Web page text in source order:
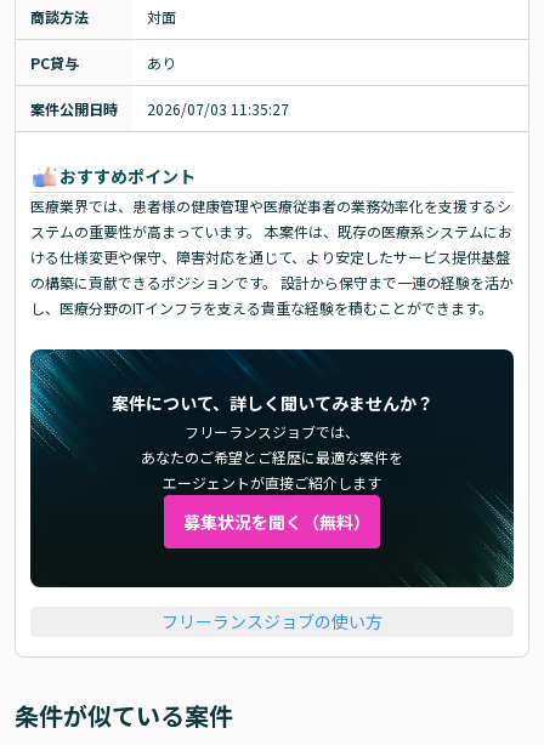
商談方法 対面
PC貸与 あり
案件公開日時 2026/07/03 11:35:27
おすすめポイント
医療業界では、患者様の健康管理や医療従事者の業務効率化を支援するシ
ステムの重要性が高まっています。 本案件は、既存の医療系システムにお
ける仕様変更や保守、障害対応を通じて、より安定したサービス提供基盤
の構築に貢献できるポジションです。 設計から保守まで一連の経験を活か
し、医療分野のITインフラを支える貴重な経験を積むことができます。
案件について、詳しく聞いてみませんか？
フリーランスジョブでは、
あなたのご希望とご経歴に最適な案件を
エージェントが直接ご紹介します
募集状況を聞く（無料）
フリーランスジョブの使い方
条件が似ている案件